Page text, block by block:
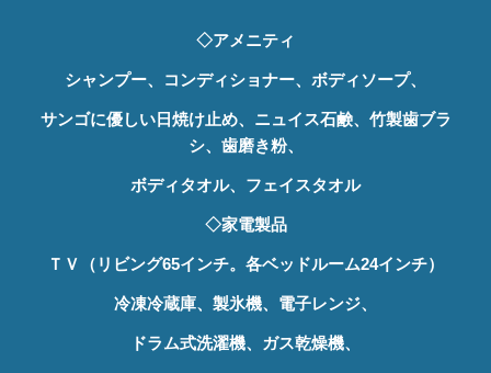
◇アメニティ
シャンプー、コンディショナー、ボディソープ、
サンゴに優しい日焼け止め、ニュイス石鹸、 竹製歯ブラ
シ、歯磨き粉、
ボディタオル、フェイスタオル
◇家電製品
ＴＶ（リビング65インチ。各ベッドルーム24インチ）
冷凍冷蔵庫、製氷機、電子レンジ、
ドラム式洗濯機、ガス乾燥機、